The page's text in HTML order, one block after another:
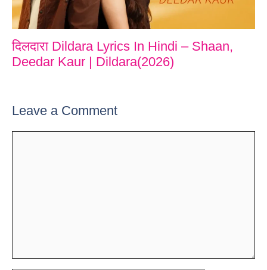
दिलदारा Dildara Lyrics In Hindi – Shaan,
Deedar Kaur | Dildara(2026)
Leave a Comment